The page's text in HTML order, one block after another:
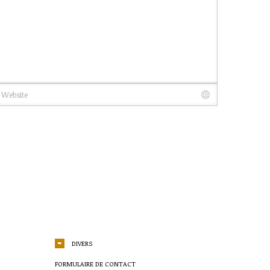
DIVERS
FORMULAIRE DE CONTACT